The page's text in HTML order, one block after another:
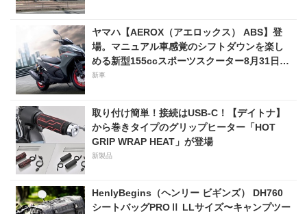
ヤマハ【AEROX（アエロックス） ABS】登
場。マニュアル車感覚のシフトダウンを楽し
める新型155ccスポーツスクーター8月31日発
売。価格48万1800円
新車
取り付け簡単！接続はUSB-C！【デイトナ】
から巻きタイプのグリップヒーター「HOT
GRIP WRAP HEAT」が登場
新製品
HenlyBegins（ヘンリー ビギンズ） DH760
シートバッグPROⅡ LLサイズ〜キャンプツー